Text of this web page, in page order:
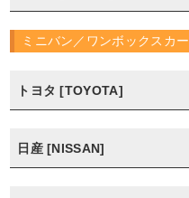
ミニバン／ワンボックスカー
トヨタ [TOYOTA]
日産 [NISSAN]